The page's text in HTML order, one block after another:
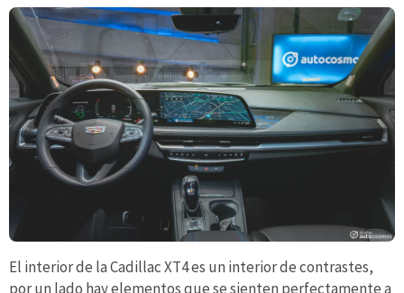
El interior de la Cadillac XT4 es un interior de contrastes,
por un lado hay elementos que se sienten perfectamente a